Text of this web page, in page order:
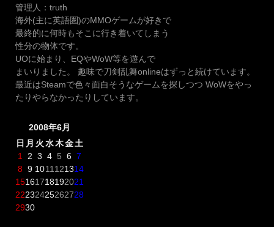
管理人：truth
海外(主に英語圏)のMMOゲームが好きで
最終的に何時もそこに行き着いてしまう
性分の物体です。
UOに始まり、EQやWoW等を遊んで
まいりました。 趣味で刀剣乱舞onlineはずっと続けています。
最近はSteamで色々面白そうなゲームを探しつつ WoWをやっ
たりやらなかったりしています。
2008年6月
日 月 火水木金土
1
2 3 4 5 6 7
8 9 1011 121314
15161718192021
22232425262728
2930